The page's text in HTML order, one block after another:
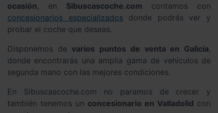
ocasión, en Sibuscascoche.com contamos con
concesionarios especializadosdonde podrás ver y
probar el coche que deseas.
Disponemos de varios puntos de venta en Galicia,
donde encontrarás una amplia gama de vehículos de
segunda mano con las mejores condiciones.
En Sibuscascoche.com no paramos de crecer y
también tenemos un concesionario en Valladolid con